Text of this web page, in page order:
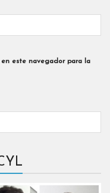
en este navegador para la